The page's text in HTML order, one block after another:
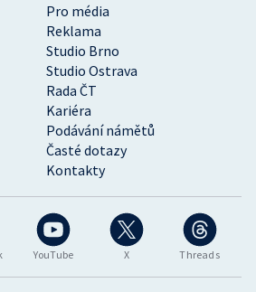
YouTube X Threads
Pro média
Reklama
Studio Brno
Studio Ostrava
Rada ČT
Kariéra
Podávání námětů
Časté dotazy
Kontakty